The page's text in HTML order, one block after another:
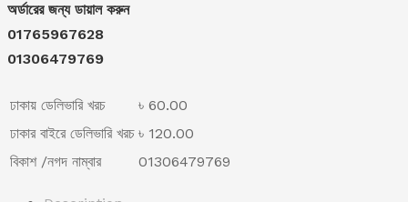
quantity
অর্ডারের জন্য ডায়াল করুন
01765967628
01306479769
ঢাকায় ডেলিভারি খরচ
৳ 60.00
ঢাকার বাইরে ডেলিভারি খরচ ৳ 120.00
বিকাশ /নগদ নাম্বার
01306479769